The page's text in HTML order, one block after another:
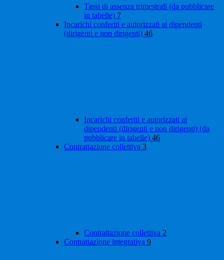
Tassi di assenza trimestrali (da pubblicare
in tabelle) 7
Incarichi conferiti e autorizzati ai dipendenti
(dirigenti e non dirigenti) 46
Incarichi conferiti e autorizzati ai
dipendenti (dirigenti e non dirigenti) (da
pubblicare in tabelle) 46
Contrattazione collettiva 3
Contrattazione collettiva 2
Contrattazione integrativa 9